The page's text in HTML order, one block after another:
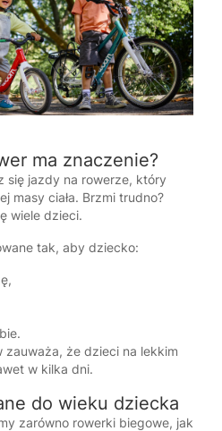
ma znaczenie?
się jazdy na rowerze, który
masy ciała. Brzmi trudno?
wiele dzieci.
tak, aby dziecko:
że dzieci na lekkim
w kilka dni.
do wieku dziecka
zarówno rowerki biegowe, jak